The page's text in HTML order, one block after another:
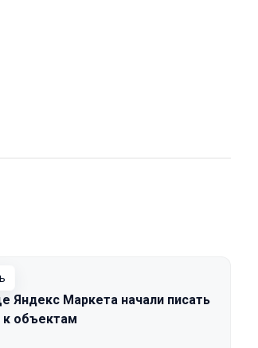
Яндекс Маркета начали писать
объектам